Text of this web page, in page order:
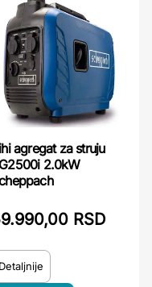
agregat za struju
2.0kW
RSD
Detaljnije